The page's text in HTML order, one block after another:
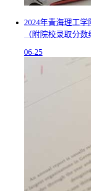
2024年青海理工
（附院校录取分数
06-25